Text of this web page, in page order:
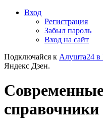
Вход
Регистрация
Забыл пароль
Вход на сайт
Подключайся к Алушта24 в
Яндекс Дзен.
справочники